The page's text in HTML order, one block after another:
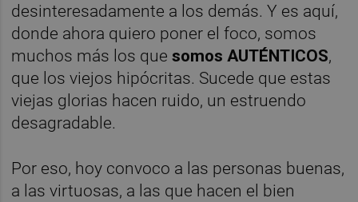
desinteresadamente a los demás. Y es aquí,
donde ahora quiero poner el foco, somos
muchos más los quesomos AUTÉNTICOS,
que los viejos hipócritas. Sucede que estas
viejas glorias hacen ruido, un estruendo
desagradable.
Por eso, hoy convoco a las personas buenas,
a las virtuosas, a las que hacen el bien